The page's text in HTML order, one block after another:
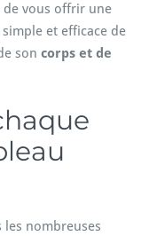
de vous offrir une
et efficace de
son corps et de
les nombreuses